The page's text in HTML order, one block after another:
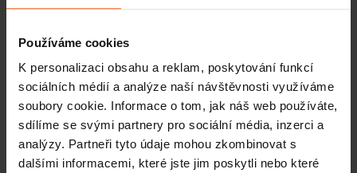
Používáme cookies
K personalizaci obsahu a reklam, poskytování funkcí
sociálních médií a analýze naší návštěvnosti využíváme
soubory cookie. Informace o tom, jak náš web používáte,
sdílíme se svými partnery pro sociální média, inzerci a
analýzy. Partneři tyto údaje mohou zkombinovat s
dalšími informacemi, které jste jim poskytli nebo které
v rozmezí od 35 cm do 53 cm, jejich konce jsou opatřeny
Související produkty
Sprchová stolička s měkkým otočným
sedákem, s úložným prostorem
SKLADEM